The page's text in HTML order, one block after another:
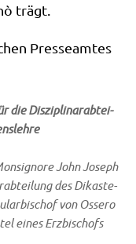
trägt.
Pres­se­am­tes
die Dis­zi­pli­nar­ab­tei­
John Joseph
des Dik­aste­
von Osse­ro
eines Erz­bi­schofs